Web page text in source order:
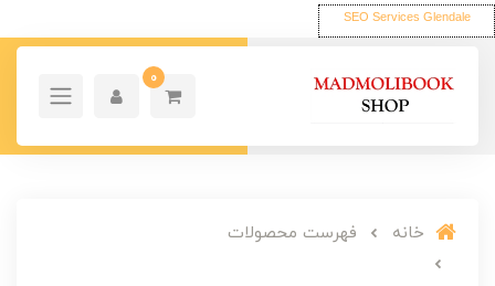
SEO Services Glendale
0
خانه فهرست محصولات